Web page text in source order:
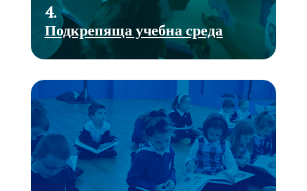
4.
Подкрепяща учебна среда